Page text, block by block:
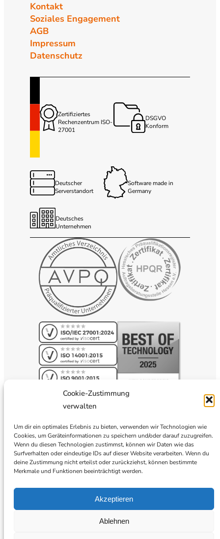
Cookie-Zustimmung
verwalten
Um dir ein optimales Erlebnis zu bieten, verwenden wir Technologien wie
Cookies, um Geräteinformationen zu speichern und/oder darauf zuzugreifen.
Wenn du diesen Technologien zustimmst, können wir Daten wie das
Surfverhalten oder eindeutige IDs auf dieser Website verarbeiten. Wenn du
deine Zustimmung nicht erteilst oder zurückziehst, können bestimmte
Merkmale und Funktionen beeinträchtigt werden.
Akzeptieren
Ablehnen
Kontakt
Soziales Engagement
AGB
Impressum
Datenschutz
Zertifiziertes
Rechenzentrum ISO-
27001
DSGVO
Konform
Deutscher
Serverstandort
Software made in
Germany
Deutsches
Unternehmen